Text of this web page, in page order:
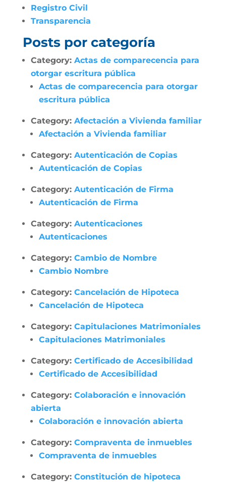
Registro Civil
Transparencia
Posts por categoría
Category: Actas de comparecencia para
otorgar escritura pública
Actas de comparecencia para otorgar
escritura pública
Category: Afectación a Vivienda familiar
Afectación a Vivienda familiar
Category: Autenticación de Copias
Autenticación de Copias
Category: Autenticación de Firma
Autenticación de Firma
Category: Autenticaciones
Autenticaciones
Category: Cambio de Nombre
Cambio Nombre
Category: Cancelación de Hipoteca
Cancelación de Hipoteca
Category: Capitulaciones Matrimoniales
Capitulaciones Matrimoniales
Category: Certificado de Accesibilidad
Certificado de Accesibilidad
Category: Colaboración e innovación
abierta
Colaboración e innovación abierta
Category: Compraventa de inmuebles
Compraventa de inmuebles
Category: Constitución de hipoteca